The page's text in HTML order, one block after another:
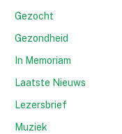
Gezocht
Gezondheid
In Memoriam
Laatste Nieuws
Lezersbrief
Muziek